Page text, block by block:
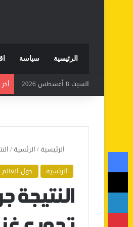
الرئيسية سياسة
السبت 8 أغسطس 2026
الرئيسية/الرئسية/
الرئسية
حول العالم
النتيجة